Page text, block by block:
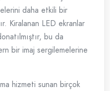
daha etkili bir
Kiralanan LED ekranlar
bu da
bir imaj sergilemelerine
hizmeti sunan birçok